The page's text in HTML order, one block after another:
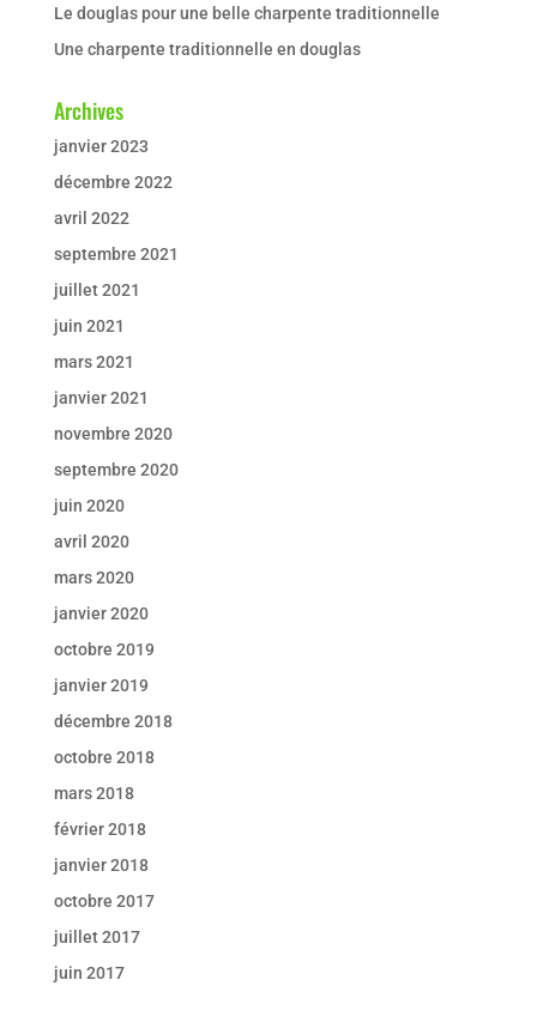
Le douglas pour une belle charpente traditionnelle
Une charpente traditionnelle en douglas
Archives
janvier 2023
décembre 2022
avril 2022
septembre 2021
juillet 2021
juin 2021
mars 2021
janvier 2021
novembre 2020
septembre 2020
juin 2020
avril 2020
mars 2020
janvier 2020
octobre 2019
janvier 2019
décembre 2018
octobre 2018
mars 2018
février 2018
janvier 2018
octobre 2017
juillet 2017
juin 2017